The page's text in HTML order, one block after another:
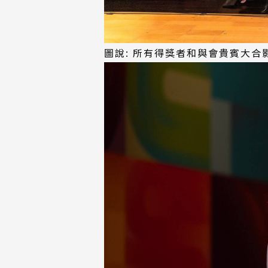
圖說: 所有得獎者和與會貴賓大合